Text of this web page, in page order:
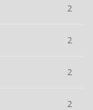
2
2
2
2